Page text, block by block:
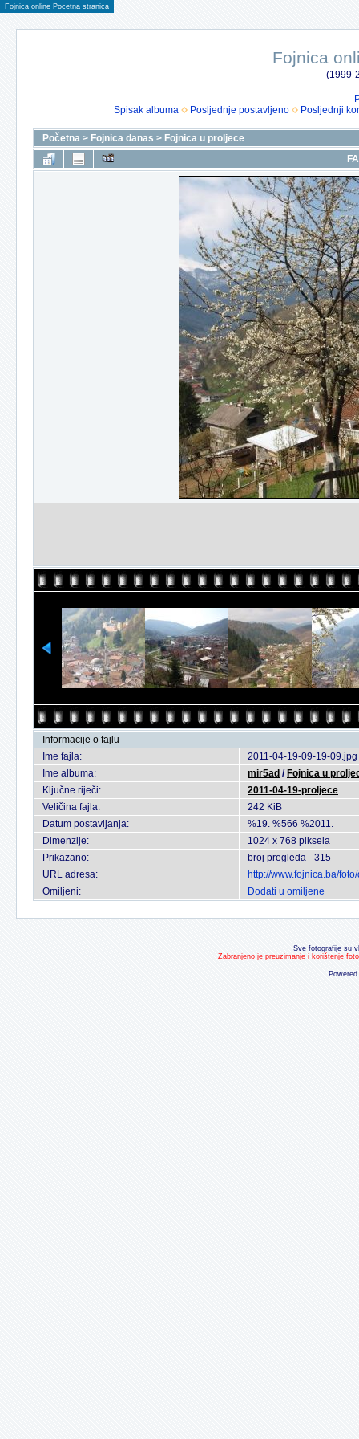
Fojnica online Pocetna stranica
Fojnica
(1999-
Spisak albuma
Posljednje postavljeno Posljednji
Početna > Fojnica danas > Fojnica u proljece
Informacije o fajlu
Ime fajla:
2011-04-19-09-19-09.jpg
Ime albuma:
mir5ad / Fojnica u
Ključne riječi:
2011-04-19-proljece
Veličina fajla:
242 KiB
Datum postavljanja:
%19. %566 %2011.
Dimenzije:
1024 x 768 piksela
Prikazano:
broj pregleda - 315
URL adresa:
http://www.fojnica.ba/
Omiljeni:
Dodati u omiljene
Sve fotografije su
Zabranjeno je preuzimanje i korištenje